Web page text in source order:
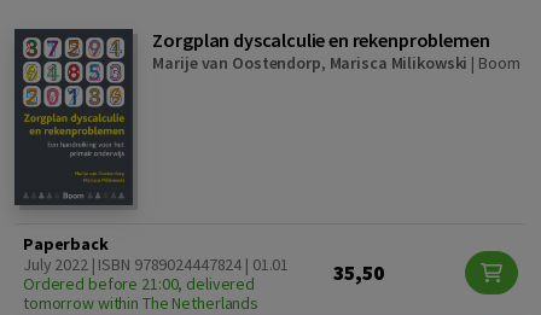
Zorgplan dyscalculie en rekenproblemen
Marije van Oostendorp, Marisca Milikowski | Boom
Paperback
July 2022 | ISBN 9789024447824 | 01.01
Ordered before 21:00, delivered
tomorrow within The Netherlands
35,50